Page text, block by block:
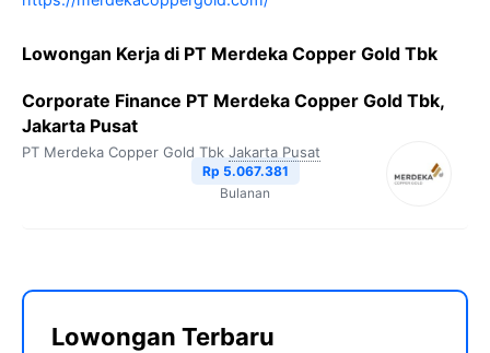
Lowongan Kerja di PT Merdeka Copper Gold Tbk
Corporate Finance PT Merdeka Copper Gold Tbk,
Jakarta Pusat
PT Merdeka Copper Gold Tbk Jakarta Pusat
Rp 5.067.381
Bulanan
Lowongan Terbaru